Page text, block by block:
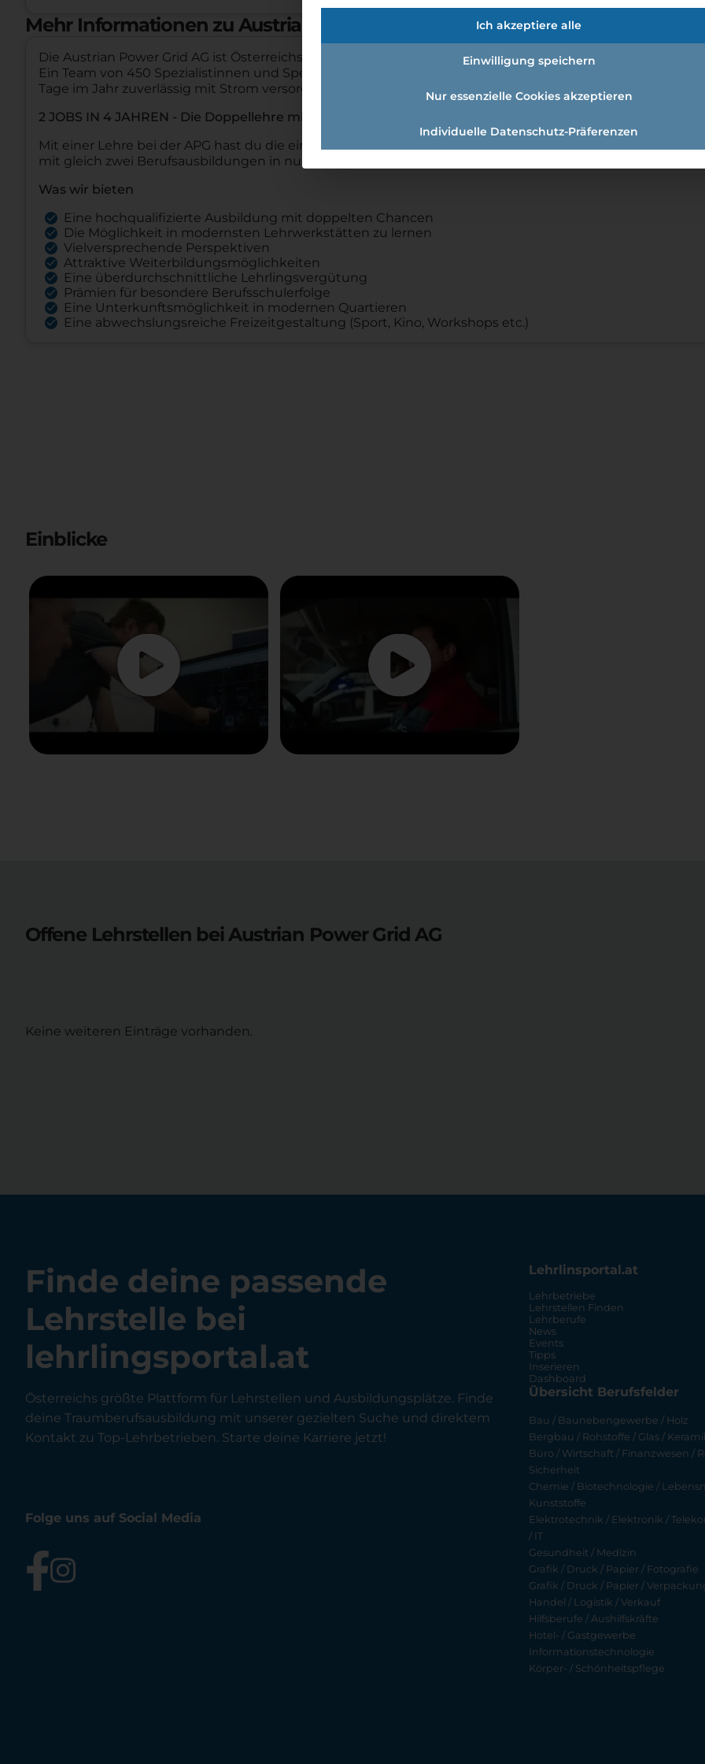
Mehr Informationen zu Austrian Power Grid AG
Die Austrian Power Grid AG ist Österreichs Übertragungsnetzbetreiber.
Ein Team von 450 Spezialistinnen und Spezialisten ist dafür verantwortlich, dass das Land rund um die Uhr,
Tage im Jahr zuverlässig mit Strom versorgt wird.
2 JOBS IN 4 JAHREN - Die Doppellehre mit Hochspannung
Mit einer Lehre bei der APG hast du die einmalige Chance, Teil unseres erfolgreichen Teams zu werden.
mit gleich zwei Berufsausbildungen in nur 4 Jahren:
Was wir bieten
Eine hochqualifizierte Ausbildung mit doppelten Chancen
Die Möglichkeit in modernsten Lehrwerkstätten zu lernen
Vielversprechende Perspektiven
Attraktive Weiterbildungsmöglichkeiten
Eine überdurchschnittliche Lehrlingsvergütung
Prämien für besondere Berufsschulerfolge
Eine Unterkunftsmöglichkeit in modernen Quartieren
Eine abwechslungsreiche Freizeitgestaltung (Sport, Kino, Workshops etc.)
Einblicke
Offene Lehrstellen beiAustrian Power Grid AG
Keine weiteren Einträge vorhanden.
Finde deine passende
Lehrstelle bei
lehrlingsportal.at
Österreichs größte Plattform für Lehrstellen und Ausbildungsplätze. Finde
deine Traumberufsausbildung mit unserer gezielten Suche und direktem
Kontakt zu Top-Lehrbetrieben. Starte deine Karriere jetzt!
Folge uns auf Social Media
Lehrlinsportal.at
Lehrbetriebe
Lehrstellen Finden
Lehrberufe
News
Events
Tipps
Inserieren
Dashboard
Übersicht Berufsfelder
Bau / Baunebengewerbe / Holz
Bergbau / Rohstoffe / Glas /
Büro / Wirtschaft / Finanzwesen /
Sicherheit
Chemie / Biotechnologie /
Kunststoffe
Elektrotechnik / Elektronik /
/ IT
Gesundheit / Medizin
Grafik / Druck / Papier / Fotografie
Grafik / Druck / Papier /
Handel / Logistik / Verkauf
Hilfsberufe / Aushilfskräfte
Hotel- / Gastgewerbe
Informationstechnologie
Körper- / Schönheitspflege
Ich akzeptiere alle
Einwilligung speichern
Nur essenzielle Cookies akzeptieren
Individuelle Datenschutz-Präferenzen